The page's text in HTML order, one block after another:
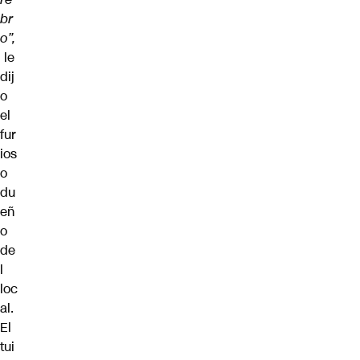
br
o”,
le
dij
o
el
fur
ios
o
du
eñ
o
de
l
loc
al.
El
tui